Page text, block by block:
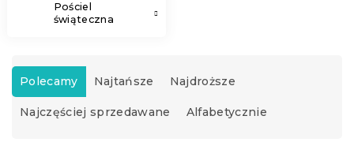
Pościel
świąteczna
S
o
r
Polecamy Najtańsze Najdroższe
Najczęściej sprzedawane Alfabetycznie